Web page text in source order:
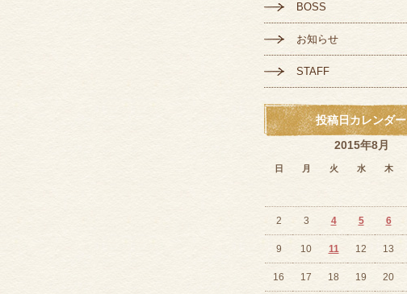
BOSS
お知らせ
STAFF
投稿日カレンダー
2015年8月
日 月 火 水 木
2 3 4 5 6
9 10 11 12 13
16 17 18 19 20